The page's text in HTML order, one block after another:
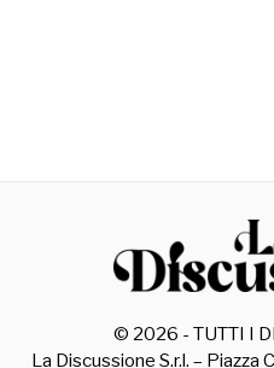
© 2026 - TUTTI I
La Discussione S.r.l. –